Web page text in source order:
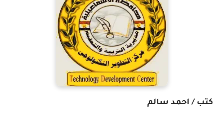
كتب / احمد سالم